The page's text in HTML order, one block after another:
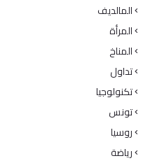
المالديف
المرأة
المناخ
تداول
تكنولوجيا
تونس
روسيا
رياضة